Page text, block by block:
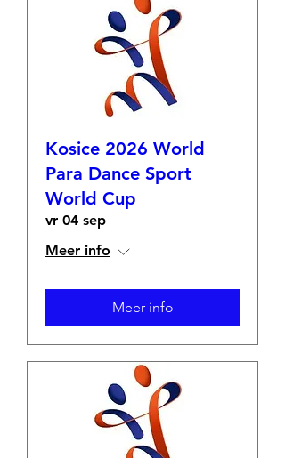
Kosice 2026 World
Para Dance Sport
World Cup
vr 04 sep
Meer info
Meer info